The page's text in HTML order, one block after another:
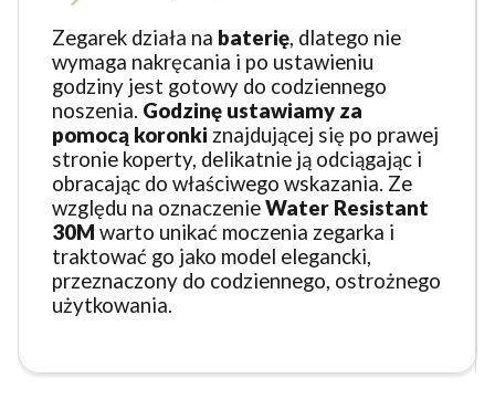
Zegarek działa na baterię, dlatego nie
wymaga nakręcania i po ustawieniu
godziny jest gotowy do codziennego
noszenia. Godzinę ustawiamy za
pomocą koronki znajdującej się po prawej
stronie koperty, delikatnie ją odciągając i
obracając do właściwego wskazania. Ze
względu na oznaczenieWater Resistant
30M warto unikać moczenia zegarka i
traktować go jako model elegancki,
przeznaczony do codziennego, ostrożnego
użytkowania.